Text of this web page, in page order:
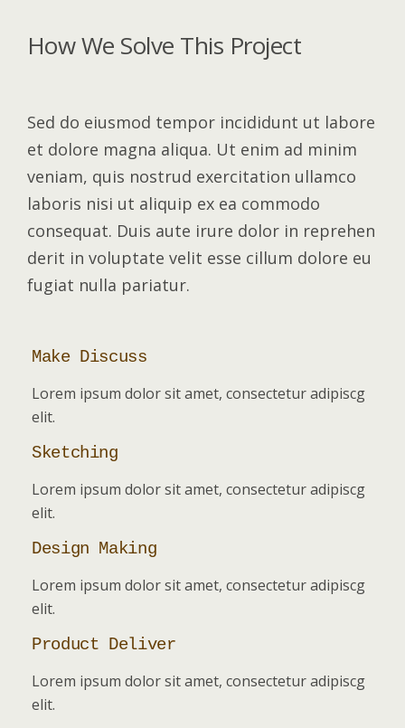
How We Solve This Project
Sed do eiusmod tempor incididunt ut labore
et dolore magna aliqua. Ut enim ad minim
veniam, quis nostrud exercitation ullamco
laboris nisi ut aliquip ex ea commodo
consequat. Duis aute irure dolor in reprehen
derit in voluptate velit esse cillum dolore eu
fugiat nulla pariatur.
Make Discuss
Lorem ipsum dolor sit amet, consectetur adipiscg
elit.
Sketching
Lorem ipsum dolor sit amet, consectetur adipiscg
elit.
Design Making
Lorem ipsum dolor sit amet, consectetur adipiscg
elit.
Product Deliver
Lorem ipsum dolor sit amet, consectetur adipiscg
elit.